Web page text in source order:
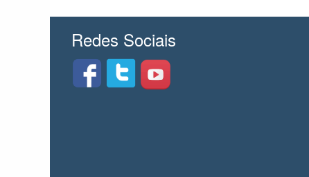
Redes Sociais